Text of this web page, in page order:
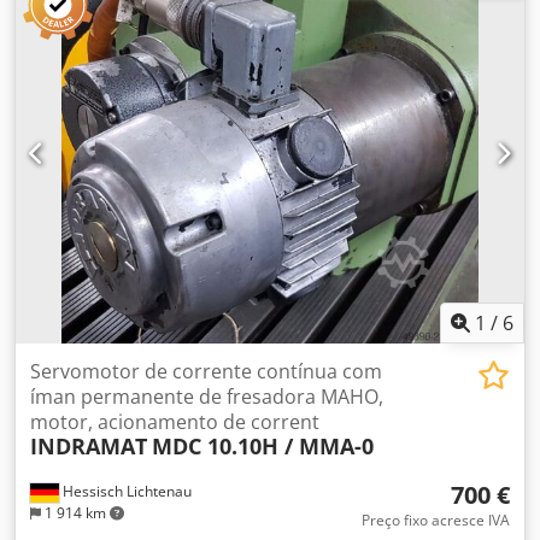
1 / 6
Hessisch Lichtenau
1 914 km
Servomotor de corrente contínua com
íman permanente de fresadora MAHO,
motor, acionamento de corrent
INDRAMAT MDC 10.10H / MMA-0
700 €
Preço fixo acresce IVA